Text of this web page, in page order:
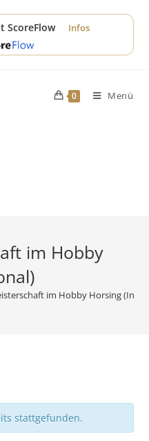
ScoreFlow Infos
0 Menü
im Hobby
im Hobby Horsing
stattgefunden.